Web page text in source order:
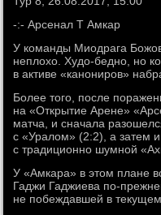
-:- Арсенал Т Амкар
У команды Миодрага
неплохо. Худо-бедно, но
в активе «канониров»
Более того, после
на «Открытие Арене»
матча, и сначала
с «Уралом» (2:2), а затем и
с традиционно шумной
У «Амкара» в этом плане
Гаджи Гаджиева по-
не побеждавшей в